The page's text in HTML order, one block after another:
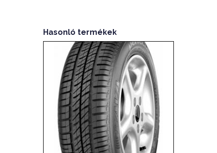
Hasonló termékek